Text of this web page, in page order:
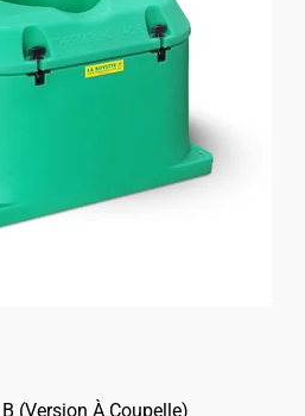
(Version À Coupelle)